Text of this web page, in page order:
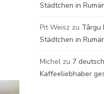
Städtchen in
Pit Weisz zu Târgu
Städtchen in
Michel zu 7
Kaffeeliebhaber